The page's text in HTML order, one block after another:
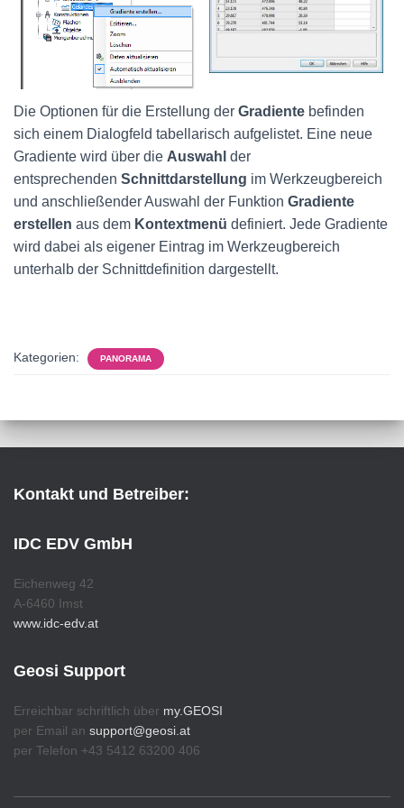
Die Optionen für die Erstellung der Gradiente befinden
sich einem Dialogfeld tabellarisch aufgelistet. Eine neue
Gradiente wird über die Auswahl der
entsprechenden Schnittdarstellung im Werkzeugbereich
und anschließender Auswahl der Funktion Gradiente
erstellen aus dem Kontextmenü definiert. Jede Gradiente
wird dabei als eigener Eintrag im Werkzeugbereich
unterhalb der Schnittdefinition dargestellt.
Kategorien: PANORAMA
Kontakt und Betreiber:
IDC EDV GmbH
Eichenweg 42
A-6460 Imst
www.idc-edv.at
Geosi Support
Erreichbar schriftlich über my.GEOSI
per Email an support@geosi.at
per Telefon +43 5412 63200 406